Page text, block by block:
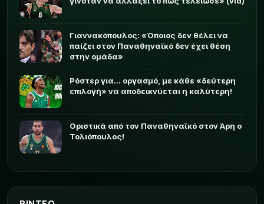
Γιαννακόπουλος: «Όποιος δεν θέλει να
παίζει στον Παναθηναϊκό δεν έχει θέση
στην ομάδα»
Ρόστερ για... οργασμό, με κάθε «δεύτερη
επιλογή» να αποδεικνύεται η καλύτερη!
Οριστικά από τον Παναθηναϊκό στον Άρη ο
Τολιόπουλος!